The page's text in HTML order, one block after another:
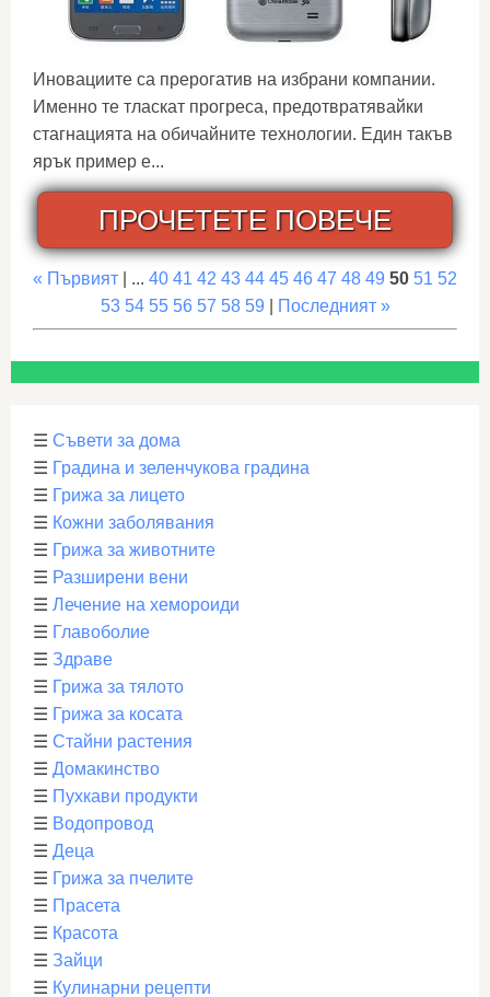
Иновациите са прерогатив на избрани компании.
Именно те тласкат прогреса, предотвратявайки
стагнацията на обичайните технологии. Един такъв
ярък пример е...
ПРОЧЕТЕТЕ ПОВЕЧЕ
« Първият | ... 40 41 42 43 44 45 46 47 48 49 50 51 52
53 54 55 56 57 58 59 Последният »
☰ Съвети за дома
☰ Градина и зеленчукова градина
☰ Грижа за лицето
☰ Кожни заболявания
☰ Грижа за животните
☰ Разширени вени
☰ Лечение на хемороиди
☰ Главоболие
☰ Здраве
☰ Грижа за тялото
☰ Грижа за косата
☰ Стайни растения
☰ Домакинство
☰ Пухкави продукти
☰ Водопровод
☰ Деца
☰ Грижа за пчелите
☰ Прасета
☰ Красота
☰ Зайци
☰ Кулинарни рецепти